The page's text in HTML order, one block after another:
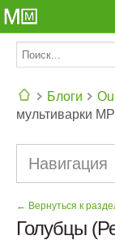
Блоги
мультиварки
Навигация
← Вернуться к
Голубцы